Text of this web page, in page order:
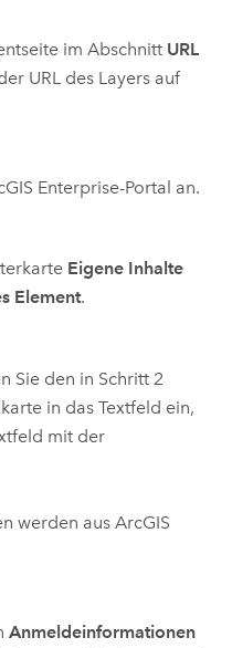
im Abschnitt URL
URL des Layers auf
Enterprise-Portal an.
Eigene Inhalte
Element.
Sie den in Schritt 2
in das Textfeld ein,
mit der
werden aus ArcGIS
Anmeldeinformationen